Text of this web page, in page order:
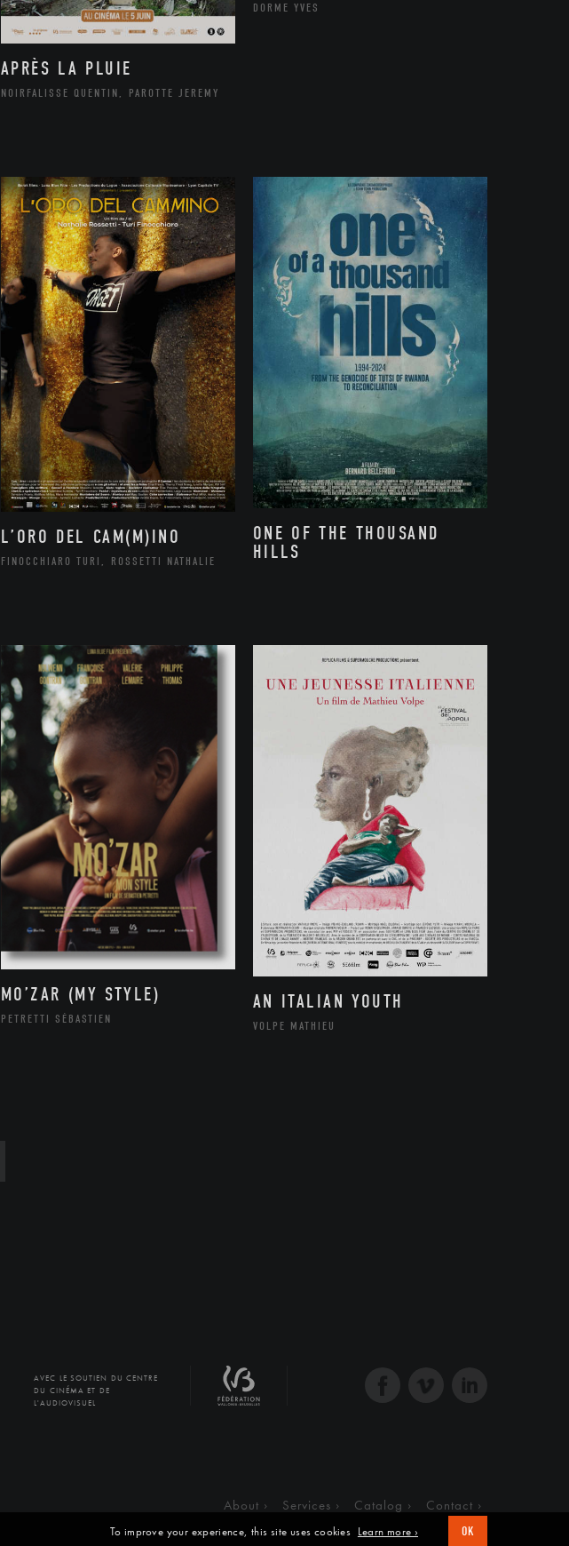
APRÈS LA PLUIE
NOIRFALISSE QUENTIN, PAROTTE JEREMY
DORME YVES
L’ORO DEL CAM(M)INO
FINOCCHIARO TURI, ROSSETTI NATHALIE
ONE OF THE THOUSAND
HILLS
MO’ZAR (MY STYLE)
PETRETTI SÉBASTIEN
AN ITALIAN YOUTH
VOLPE MATHIEU
AVEC LE SOUTIEN DU CENTRE
DU CINÉMA ET DE
L'AUDIOVISUEL
About Services Catalog Contact
To improve your experience, this site uses cookies Learn more › OK